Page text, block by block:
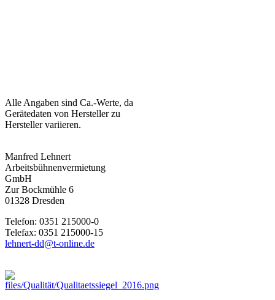
Alle Angaben sind Ca.-Werte, da
Gerätedaten von Hersteller zu
Hersteller variieren.
Manfred Lehnert
Arbeitsbühnenvermietung
GmbH
Zur Bockmühle 6
01328 Dresden
Telefon: 0351 215000-0
Telefax: 0351 215000-15
lehnert-dd@t-online.de